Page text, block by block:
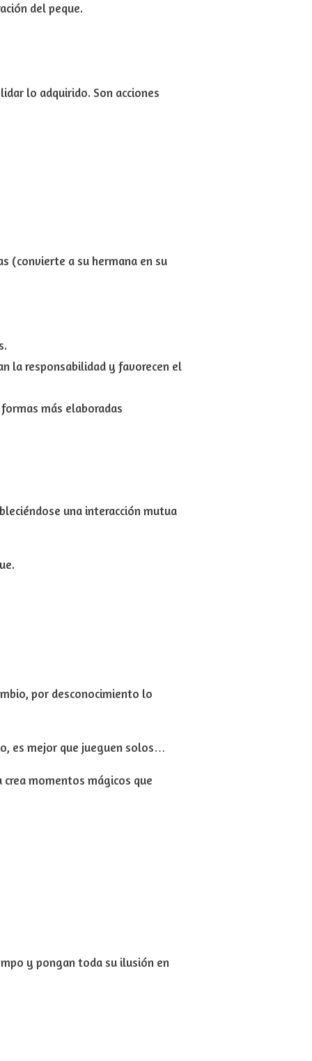
del peque.
lo adquirido. Son acciones
(convierte a su hermana en su
la responsabilidad y favorecen el
más elaboradas
una interacción mutua
por desconocimiento lo
es mejor que jueguen solos…
momentos mágicos que
y pongan toda su ilusión en